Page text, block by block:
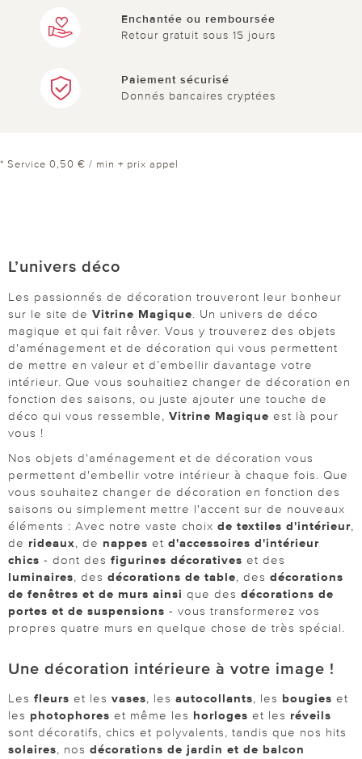
Enchantée ou remboursée
Retour gratuit sous 15 jours
Paiement sécurisé
Donnés bancaires cryptées
* Service 0,50 € / min + prix appel
L’univers déco
Les passionnés de décoration trouveront leur bonheur
sur le site de Vitrine Magique . Un univers de déco
magique et qui fait rêver. Vous y trouverez des objets
d'aménagement et de décoration qui vous permettent
de mettre en valeur et d’embellir davantage votre
intérieur. Que vous souhaitiez changer de décoration en
fonction des saisons, ou juste ajouter une touche de
déco qui vous ressemble, Vitrine Magique est là pour
vous !
Nos objets d'aménagement et de décoration vous
permettent d'embellir votre intérieur à chaque fois. Que
vous souhaitez changer de décoration en fonction des
saisons ou simplement mettre l'accent sur de nouveaux
éléments : Avec notre vaste choix de textiles d'intérieur,
de rideaux, de nappes et d'accessoires d'intérieur
chics - dont des figurines décoratives et des
luminaires, des décorations de table, des décorations
de fenêtres et de murs ainsi que des décorations de
portes et de suspensions - vous transformerez vos
propres quatre murs en quelque chose de très spécial.
Une décoration intérieure à votre image !
Les fleurs et les vases, les autocollants, les bougies et
les photophores et même les horloges et les réveils
sont décoratifs, chics et polyvalents, tandis que nos hits
solaires, nos décorations de jardin et de balcon